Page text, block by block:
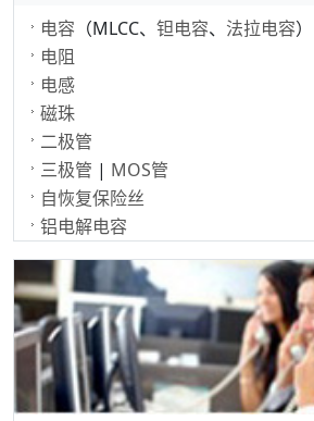
电容 （MLCC、 钽电容、 法拉电容）
电阻
电感
磁珠
二极管
三极管 | MOS管
自恢复保险丝
铝电解电容